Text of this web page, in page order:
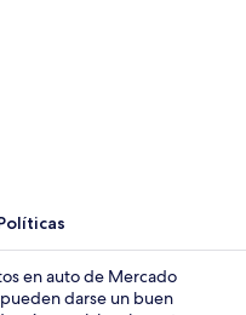
en auto de Mercado
darse un buen